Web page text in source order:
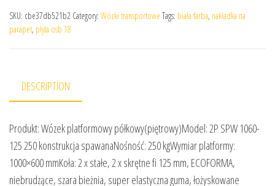
SKU: cbe37db521b2 Category: Wózki transportowe Tags: biała farba, nakładka na
parapet, płyta osb 18
DESCRIPTION
Produkt: Wózek platformowy półkowy(piętrowy)Model: 2P SPW 1060-
125 250 konstrukcja spawanaNośność: 250 kgWymiar platformy:
1000×600 mmKoła: 2 x stałe, 2 x skrętne fi 125 mm, ECOFORMA,
niebrudzące, szara bieżnia, super elastyczna guma, łożyskowane